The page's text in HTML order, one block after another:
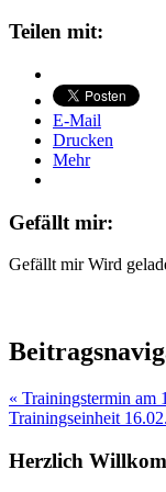
Teilen mit:
E-Mail
Drucken
Mehr
Gefällt mir:
Gefällt mir Wird
« Trainingstermin am
Trainingseinheit
Herzlich